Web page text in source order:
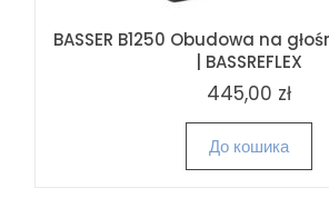
BASSER B1250 Obudowa na
| BASSREFLEX
445,00 zł
До кошика